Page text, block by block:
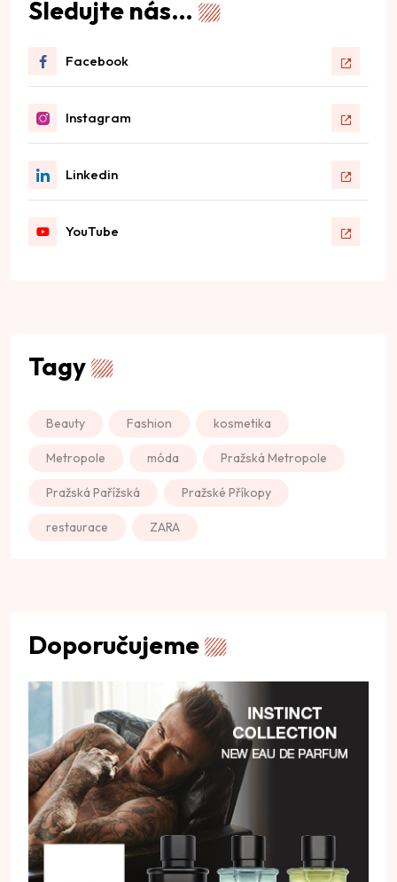
Sledujte nás…
Facebook
Instagram
Linkedin
YouTube
Tagy
Beauty Fashion kosmetika
Metropole móda Pražská Metropole
Pražská Pařížská Pražské Příkopy
restaurace ZARA
Doporučujeme